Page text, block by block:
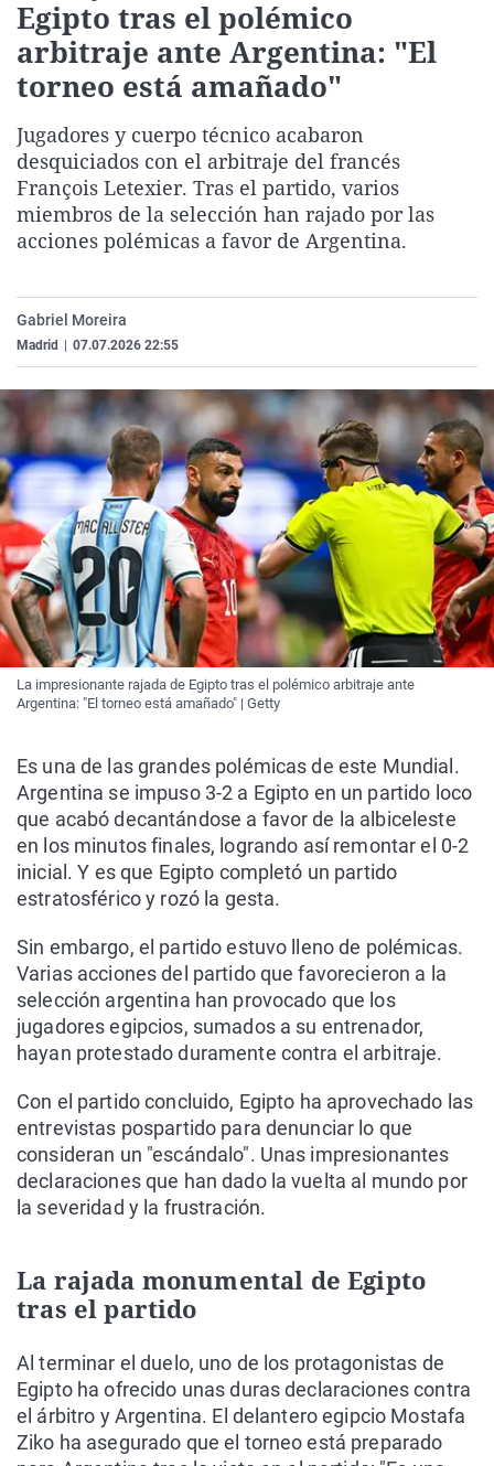
La rosa de los vientos
Gente viajera
Como el perro y el
Caso
Retornados
Equipo de
Operación Viuda
Extremadura
Galicia
La Rioja
Navarra
País Vasco
Virales
Televisión
Elecciones
Egipto tras el polémico
arbitraje ante Argentina: "El
torneo está amañado"
Jugadores y cuerpo técnico acabaron
desquiciados con el arbitraje del francés
François Letexier. Tras el partido, varios
miembros de la selección han rajado por las
acciones polémicas a favor de Argentina.
Gabriel Moreira
Madrid 07.07.2026 22:55
La impresionante rajada de Egipto tras el polémico arbitraje ante
Argentina: "El torneo está amañado" | Getty
Es una de las grandes polémicas de este Mundial.
Argentina se impuso 3-2 a Egipto en un partido loco
que acabó decantándose a favor de la albiceleste
en los minutos finales, logrando así remontar el 0-2
inicial. Y es que Egipto completó un partido
estratosférico y rozó la gesta.
Sin embargo, el partido estuvo lleno de polémicas.
Varias acciones del partido que favorecieron a la
selección argentina han provocado que los
jugadores egipcios, sumados a su entrenador,
hayan protestado duramente contra el arbitraje.
Con el partido concluido, Egipto ha aprovechado las
entrevistas pospartido para denunciar lo que
consideran un "escándalo". Unas impresionantes
declaraciones que han dado la vuelta al mundo por
la severidad y la frustración.
La rajada monumental de Egipto
tras el partido
Al terminar el duelo, uno de los protagonistas de
Egipto ha ofrecido unas duras declaraciones contra
el árbitro y Argentina. El delantero egipcio Mostafa
Ziko ha asegurado que el torneo está preparado